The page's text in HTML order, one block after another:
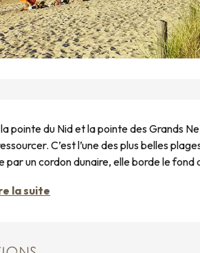
pointe du Nid et la pointe des Grands
C’est l’une des plus belles
par un cordon dunaire, elle borde le fond
la suite